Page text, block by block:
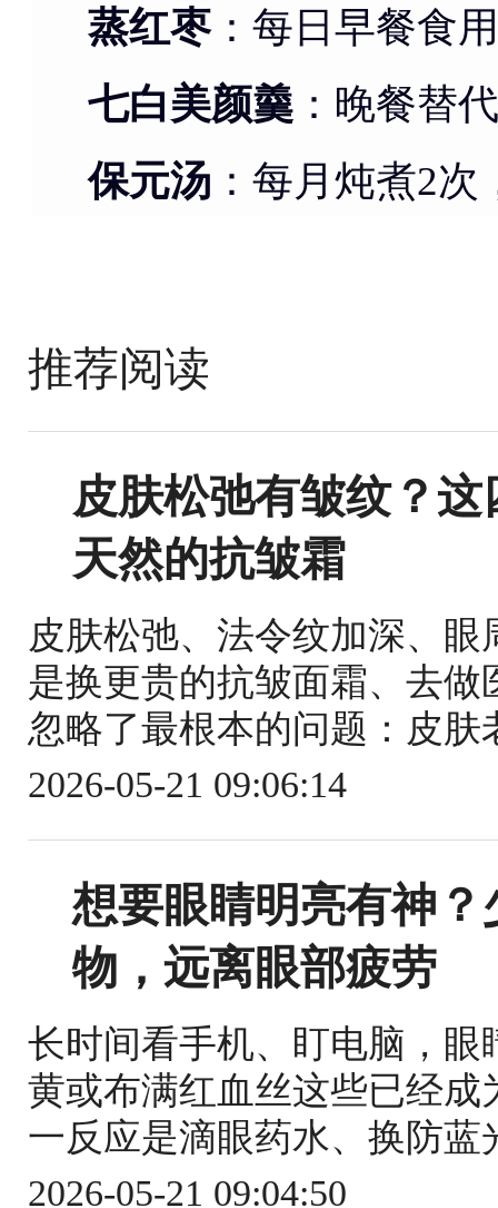
蒸红枣：每日早餐食
七白美颜羹 ：晚餐替
保元汤 ：每月炖煮2
推荐阅读
皮肤松弛有皱纹？
天然的抗皱霜
皮肤松弛、法令纹加深、
是换更贵的抗皱面霜、去
忽略了最根本的问题：皮
2026-05-21 09:06:14
想要眼睛明亮有神
物，远离眼部疲劳
长时间看手机、盯电脑，
黄或布满红血丝这些已经
一反应是滴眼药水、换防
2026-05-21 09:04:50